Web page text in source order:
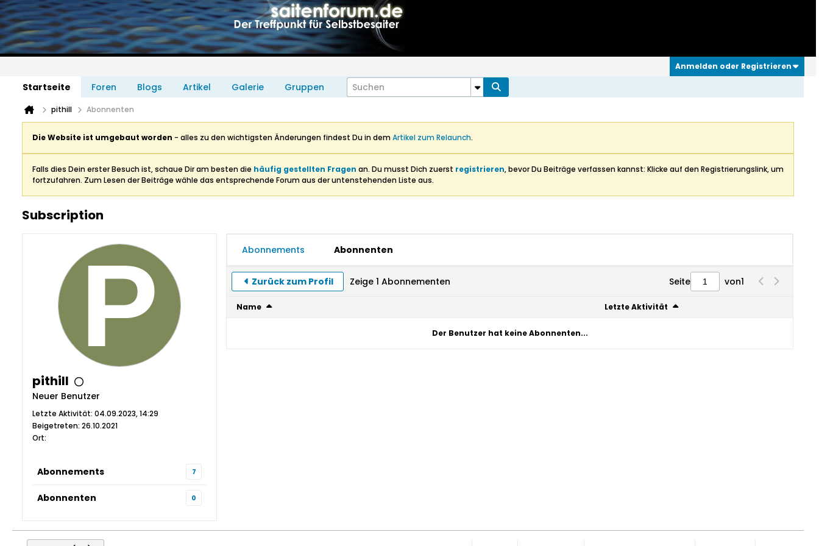
Anmelden oder Registrieren
Startseite Foren Blogs Artikel Galerie Gruppen
pithill Abonnenten
Die Website ist umgebaut worden - alles zu den wichtigsten Änderungen findest Du in demArtikel zum Relaunch.
Falls dies Dein erster Besuch ist, schaue Dir am besten die häufig gestellten Fragen an. Du musst Dich zuerst registrieren, bevor Du Beiträge verfassen kannst: Klicke auf den Registrierungslink, um
fortzufahren. Zum Lesen der Beiträge wähle das entsprechende Forum aus der untenstehenden Liste aus.
Subscription
pithill
Neuer Benutzer
Letzte Aktivität: 04.09.2023, 14:29
Beigetreten: 26.10.2021
Ort:
Abonnements 7
Abonnenten 0
Abonnements Abonnenten
Zurück zum Profil Zeige 1 Abonnementen Seite von1
Name Letzte Aktivität
Der Benutzer hat keine Abonnenten...